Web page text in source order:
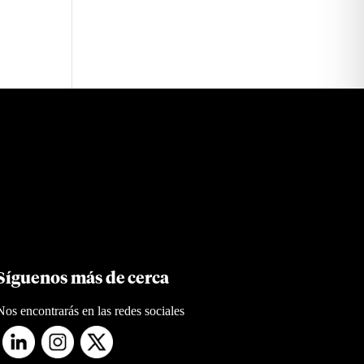
más de cerca
encontrarás en las redes sociales